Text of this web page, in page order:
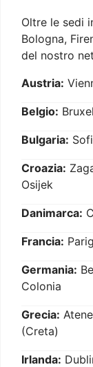
Oltre le sedi
Bologna,
del nostro
Austria:
Belgio:
Bulgaria:
Croazia:
Osijek
Danimarca:
Francia:
Germania:
Colonia
Grecia:
(Creta)
Irlanda: